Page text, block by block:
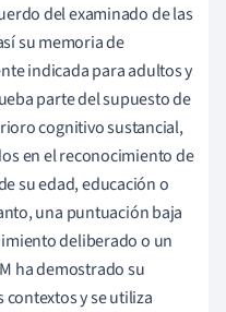
del examinado de las
su memoria de
indicada para adultos y
parte del supuesto de
cognitivo sustancial,
en el reconocimiento de
su edad, educación o
una puntuación baja
deliberado o un
ha demostrado su
y se utiliza